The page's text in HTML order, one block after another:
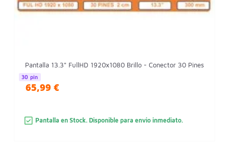
Pantalla 13.3" FullHD 1920x1080 Brillo - Conector 30 Pines
30 pin
65,99 €
Pantalla en Stock. Disponible para envio inmediato.